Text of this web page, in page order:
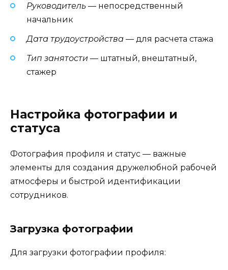
Руководитель — непосредственный
начальник
Дата трудоустройства — для расчета стажа
Тип занятости — штатный, внештатный,
стажер
Настройка фотографии и
статуса
Фотография профиля и статус — важные
элементы для создания дружелюбной рабочей
атмосферы и быстрой идентификации
сотрудников.
Загрузка фотографии
Для загрузки фотографии профиля: